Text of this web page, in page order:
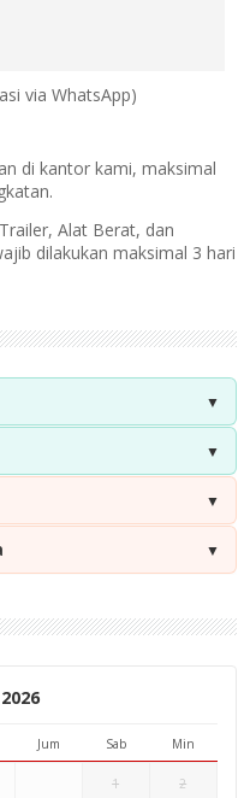
via WhatsApp)
di kantor kami, maksimal
Alat Berat, dan
dilakukan maksimal 3 hari
Jum Sab Min
1 2